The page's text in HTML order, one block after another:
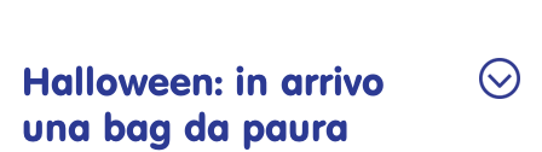
Halloween: in arrivo
una bag da paura